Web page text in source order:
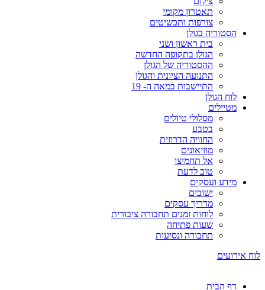
תאטרון מקומי
צורפות ותכשיטים
הסטוריה בגולן
בית ראשון ושני
הגולן בתקופה החדשה
ההסטוריה של הגולן
התנועה הציונית והגולן
התיישבות במאה ה- 19
לוח הגולן
מטיילים
מסלולי טיולים
בטבע
החוויה הדרוזית
מוזיאונים
אל תחמיצו
טוב לדעת
מידע ועסקים
ישובים
מדריך עסקים
לוחות זמנים תחבורה ציבורית
שעות פתיחה
תחבורה ונסיעות
לוח אירועים
דף הבית